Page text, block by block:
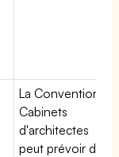
La Convention
Cabinets
d'architectes
peut prévoir de